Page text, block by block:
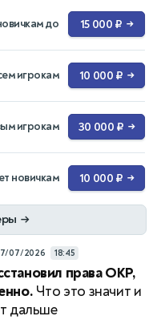
до 15 000 ₽ →
игрокам 10 000 ₽ →
игрокам 30 000 ₽ →
новичкам 10 000 ₽ →
→
07/2026 18:45
права ОКР,
Что это значит и
дальше